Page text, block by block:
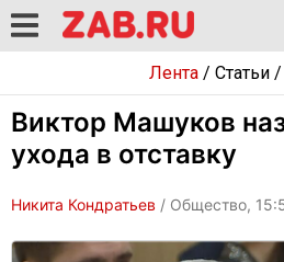
Лента/ Статьи/
Виктор Машуков
ухода в отставку
Никита Кондратьев / Общество,